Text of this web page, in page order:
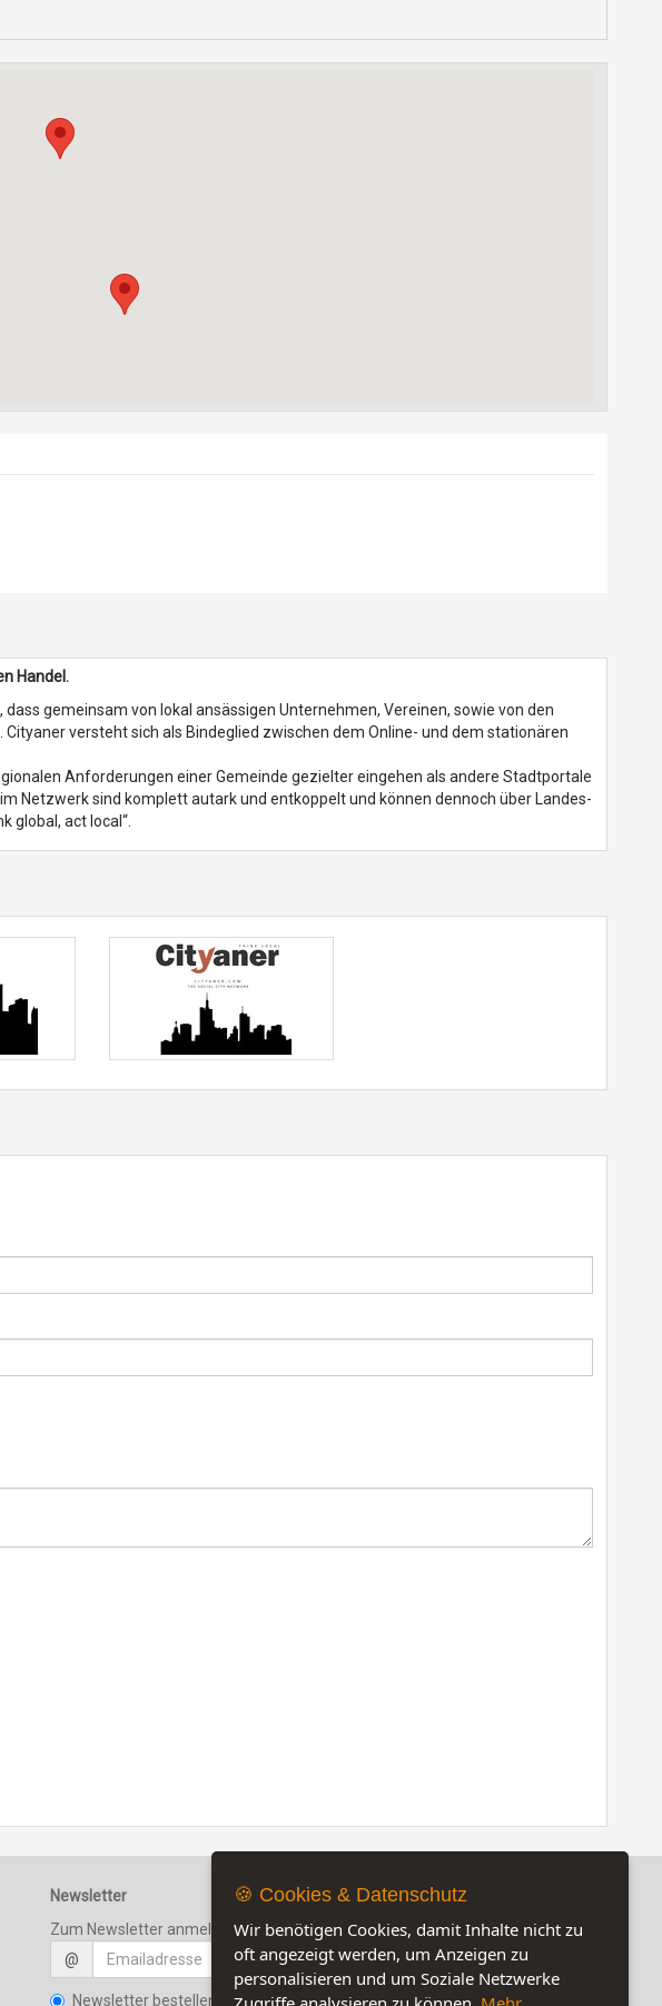
Handel.
gemeinsam von lokal ansässigen Unternehmen, Vereinen, sowie von den
versteht sich als Bindeglied zwischen dem Online- und dem stationären
Anforderungen einer Gemeinde gezielter eingehen als andere Stadtportale
Netzwerk sind komplett autark und entkoppelt und können dennoch über Landes-
global, act local“.
Newsletter
Zum Newsletter anmelden
@
Newsletter bestellen
🍪 Cookies & Datenschutz
Wir benötigen Cookies, damit Inhalte nicht zu
oft angezeigt werden, um Anzeigen zu
personalisieren und um Soziale Netzwerke